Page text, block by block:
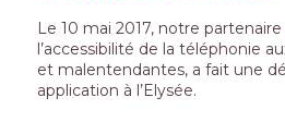
Le 10 mai 2017, notre partenaire
l’accessibilité de la téléphonie
et malentendantes, a fait une
application à l’Elysée.